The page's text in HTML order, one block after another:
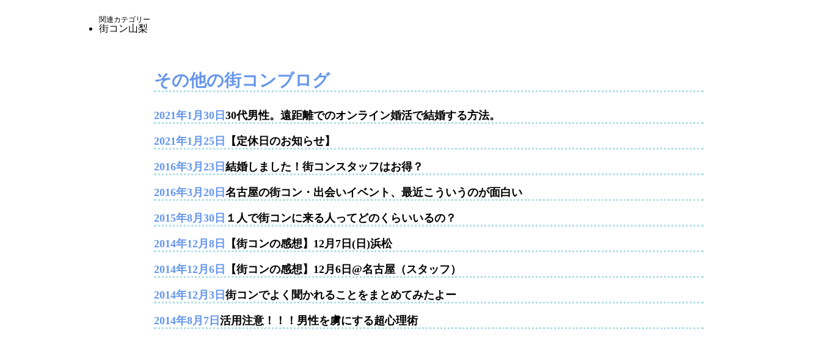
関連カテゴリー
街コン山梨
その他の街コンブログ
2021年1月30日 30代男性。遠距離でのオンライン婚活で結婚する方法。
2021年1月25日 【定休日のお知らせ】
2016年3月23日 結婚しました！街コンスタッフはお得？
2016年3月20日 名古屋の街コン・出会いイベント、最近こういうのが面白い
2015年8月30日 １人で街コンに来る人ってどのくらいいるの？
2014年12月8日 【街コンの感想】12月7日(日)浜松
2014年12月6日 【街コンの感想】12月6日@名古屋（スタッフ）
2014年12月3日 街コンでよく聞かれることをまとめてみたよー
2014年8月7日 活用注意！！！男性を虜にする超心理術